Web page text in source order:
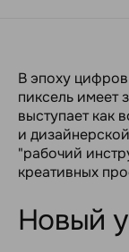
В эпоху
пиксель имеет
выступает как
и
"рабочий
креативных
Новый